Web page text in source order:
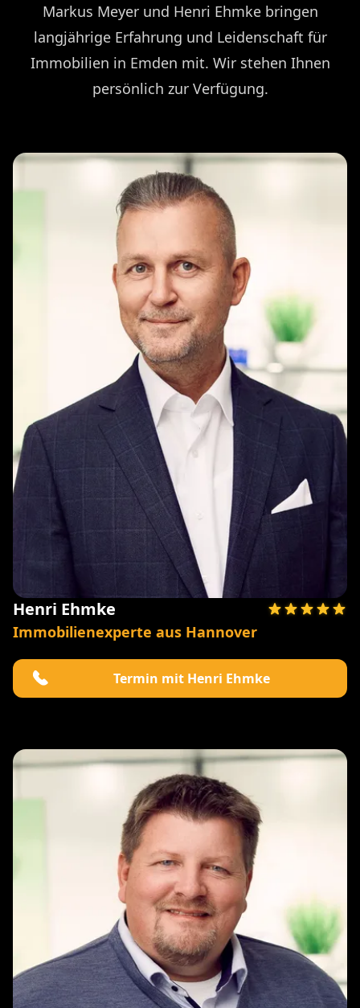
Markus Meyer und Henri Ehmke bringen
langjährige Erfahrung und Leidenschaft für
Immobilien in Emden mit. Wir stehen Ihnen
persönlich zur Verfügung.
Henri Ehmke
Immobilienexperte aus Hannover
Termin mit Henri Ehmke